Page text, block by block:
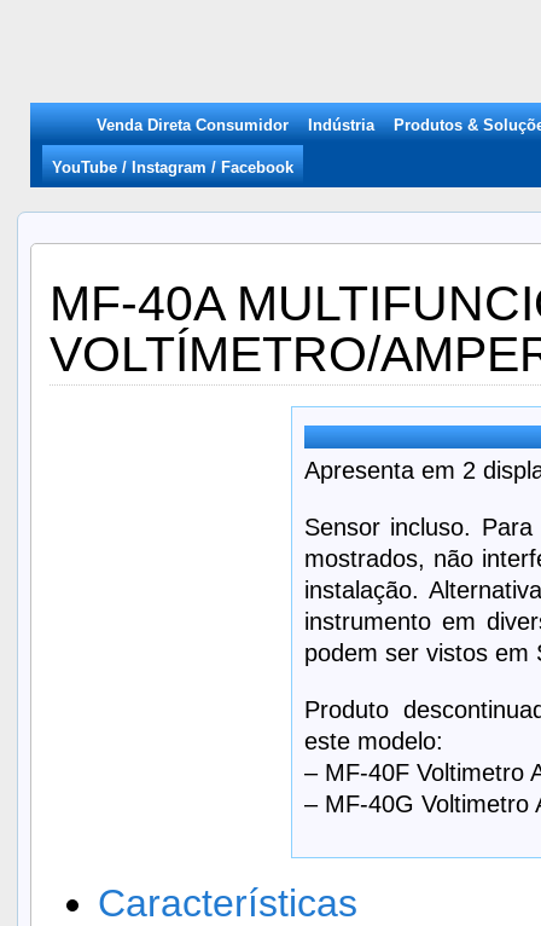
Venda Direta Consumidor Indústria Produtos &
YouTube / Instagram / Facebook
MF-40A
VOLTÍMETRO/
Apresenta em 2
Sensor incluso.
mostrados, não
instalação.
instrumento em
podem ser vistos em
Produto
este modelo:
– MF-40F Voltimetro
– MF-40G Voltimetro
Características